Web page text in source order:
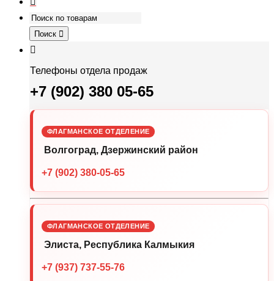
Поиск
Телефоны отдела продаж
+7 (902) 380 05-65
ФЛАГМАНСКОЕ ОТДЕЛЕНИЕ
Волгоград, Дзержинский район
+7 (902) 380-05-65
ФЛАГМАНСКОЕ ОТДЕЛЕНИЕ
Элиста, Республика Калмыкия
+7 (937) 737-55-76